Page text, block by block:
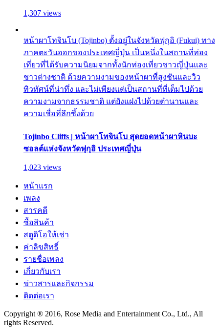
1,307 views
หน้าผาโทจินโบ (Tojinbo) ตั้งอยู่ในจังหวัดฟุกุอิ (Fukui) ทาง
ภาคตะวันออกของประเทศญี่ปุ่น เป็นหนึ่งในสถานที่ท่อง
เที่ยวที่ได้รับความนิยมจากทั้งนักท่องเที่ยวชาวญี่ปุ่นและ
ชาวต่างชาติ ด้วยความงามของหน้าผาที่สูงชันและวิว
ทิวทัศน์ที่น่าทึ่ง และไม่เพียงแต่เป็นสถานที่ที่เต็มไปด้วย
ความงามจากธรรมชาติ แต่ยังแฝงไปด้วยตำนานและ
ความเชื่อที่ลึกซึ้งด้วย
Tojinbo Cliffs | หน้าผาโทจินโบ สุดยอดหน้าผาหินบะ
ซอลต์แห่งจังหวัดฟุกุอิ ประเทศญี่ปุ่น
1,023 views
หน้าแรก
เพลง
สารคดี
ซื้อสินค้า
สตูดิโอให้เช่า
ค่าลิขสิทธิ์
รายชื่อเพลง
เกี่ยวกับเรา
ข่าวสารและกิจกรรม
ติดต่อเรา
Copyright ® 2016, Rose Media and Entertainment Co., Ltd., All
rights Reserved.